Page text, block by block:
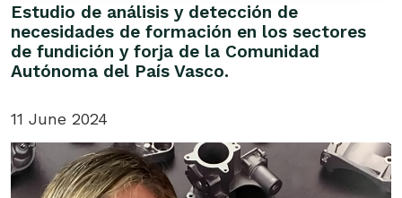
Estudio de análisis y detección de
necesidades de formación en los sectores
de fundición y forja de la Comunidad
Autónoma del País Vasco.
11 June 2024